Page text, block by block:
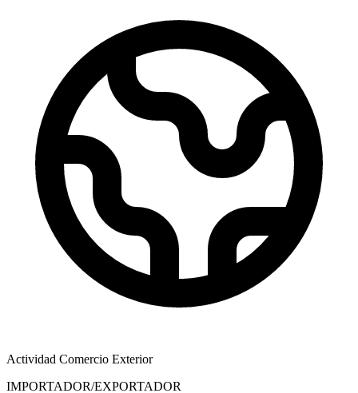
Actividad Comercio Exterior
IMPORTADOR/EXPORTADOR